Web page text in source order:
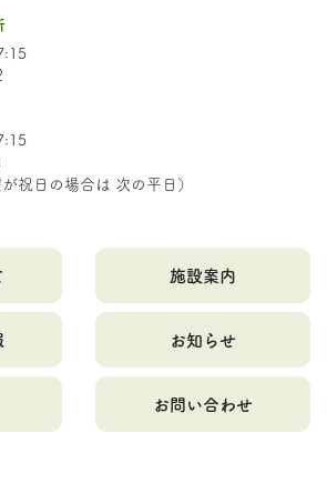
祝日の場合は 次の平日）
施設案内
お知らせ
お問い合わせ